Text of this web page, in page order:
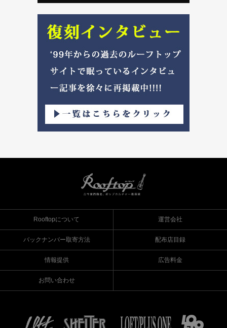
Rooftopについて 運営会社
バックナンバー取寄方法 配布店目録
情報提供 広告料金
お問い合わせ